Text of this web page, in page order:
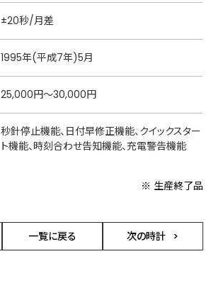
±20秒/月差
1995年(平成7年)5月
25,000円〜30,000円
秒針停止機能、日付早修正機能、クイックスター
ト機能、時刻合わせ告知機能、充電警告機能
※ 生産終了品
一覧に戻る 次の時計